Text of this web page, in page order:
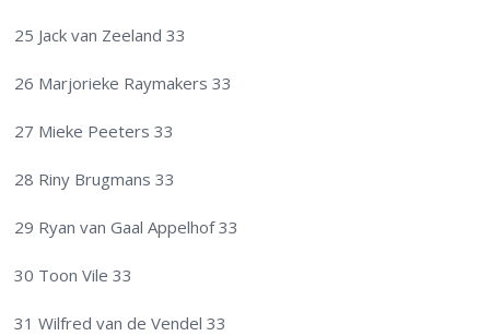
25 Jack van Zeeland 33
26 Marjorieke Raymakers 33
27 Mieke Peeters 33
28 Riny Brugmans 33
29 Ryan van Gaal Appelhof 33
30 Toon Vile 33
31 Wilfred van de Vendel 33